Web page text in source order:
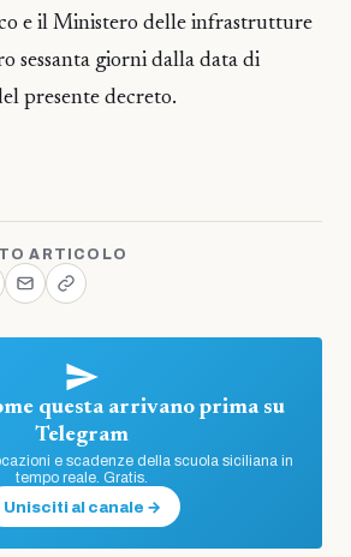
e il Ministero delle infrastrutture
sessanta giorni dalla data di
presente decreto.
ARTICOLO
questa arrivano prima su
Telegram
e scadenze della scuola siciliana in
tempo reale. Gratis.
Unisciti al canale →